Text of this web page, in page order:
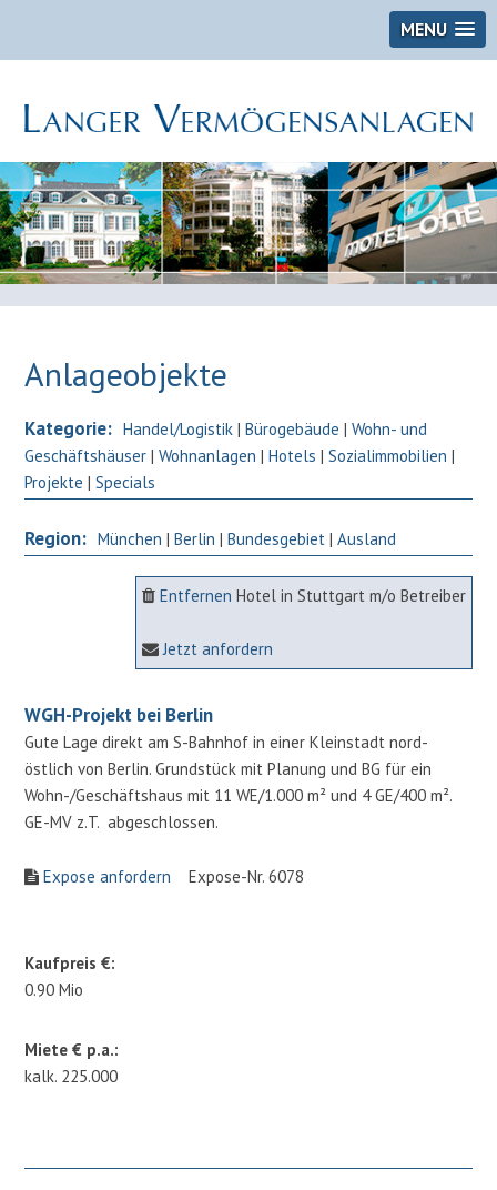
MENU
Anlageobjekte
Kategorie: Handel/Logistik |Bürogebäude |Wohn- und
Geschäftshäuser |Wohnanlagen |Hotels |Sozialimmobilien |
Projekte |Specials
Region: München |Berlin |Bundesgebiet |Ausland
Entfernen Hotel in Stuttgart m/o Betreiber
Jetzt anfordern
WGH-Projekt bei Berlin
Gute Lage direkt am S-Bahnhof in einer Kleinstadt nord-
östlich von Berlin. Grundstück mit Planung und BG für ein
Wohn-/Geschäftshaus mit 11 WE/1.000 m² und 4 GE/400 m².
GE-MV z.T. abgeschlossen.
Expose anfordern Expose-Nr. 6078
Kaufpreis €:
0.90 Mio
Miete € p.a.:
kalk. 225.000